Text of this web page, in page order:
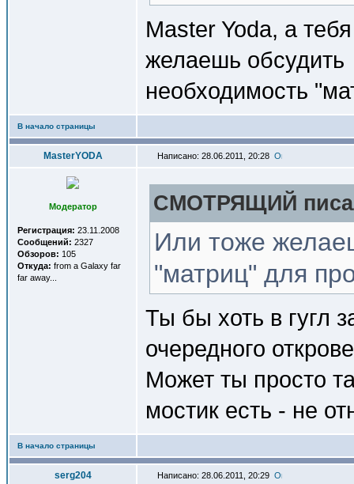
Master Yoda, а
желаешь обсудить
необходимость
В начало страницы
MasterYODA Написано: 28.06.2011, 20:28
Модератор
Регистрация: 23.11.2008
Сообщений: 2327
Обзоров: 105
Откуда: from a Galaxy far
far away...
СМОТРЯЩИЙ
Или тоже
"матриц" для
Ты бы хоть в гугл
очередного
Может ты просто
мостик есть - не
В начало страницы
serg204 Написано: 28.06.2011, 20:29